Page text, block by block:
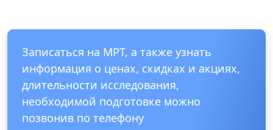
Записаться на МРТ, а также узнать
информация о ценах, скидках и акциях,
длительности исследования,
необходимой подготовке можно
позвонив по телефону